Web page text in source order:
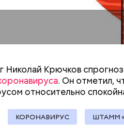
Николай Крючков
. Он отметил,
относительно
КОРОНАВИРУС ШТАММ
могут жить и до